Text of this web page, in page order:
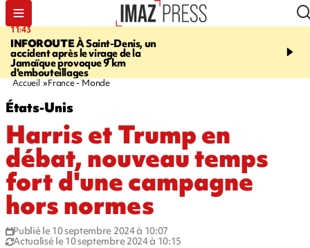
11:43
INFOROUTEÀ Saint-Denis, un
accident après le virage de la
Jamaïque provoque 9 km
d'embouteillages
16:35
gendarmes évacuent
Accueil France - Monde
États-Unis
Harris et Trump en
débat, nouveau temps
fort d'une campagne
hors normes
Publié le 10 septembre 2024 à 10:07
Actualisé le 10 septembre 2024 à 10:15